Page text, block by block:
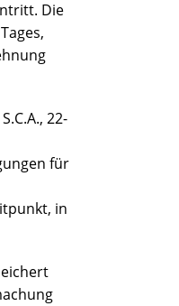
Die
22-
für
in